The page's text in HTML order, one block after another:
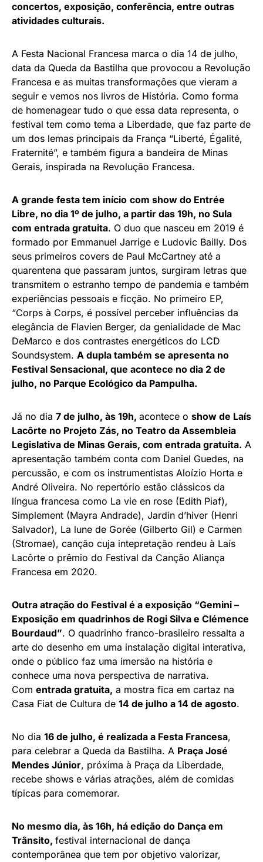
concertos, exposição, conferência, entre outras
atividades culturais.
A Festa Nacional Francesa marca o dia 14 de julho,
data da Queda da Bastilha que provocou a Revolução
Francesa e as muitas transformações que vieram a
seguir e vemos nos livros de História. Como forma
de homenagear tudo o que essa data representa, o
festival tem como tema a Liberdade, que faz parte de
um dos lemas principais da França “Liberté, Égalité,
Fraternité”, e também figura a bandeira de Minas
Gerais, inspirada na Revolução Francesa.
A grande festa tem início com show do Entrée
Libre, no dia 1º de julho, a partir das 19h, no Sula
com entrada gratuita. O duo que nasceu em 2019 é
formado por Emmanuel Jarrige e Ludovic Bailly. Dos
seus primeiros covers de Paul McCartney até a
quarentena que passaram juntos, surgiram letras que
transmitem o estranho tempo de pandemia e também
experiências pessoais e ficção. No primeiro EP,
“Corps à Corps, é possível perceber influências da
elegância de Flavien Berger, da genialidade de Mac
DeMarco e dos contrastes energéticos do LCD
Soundsystem. A dupla também se apresenta no
Festival Sensacional, que acontece no dia 2 de
julho, no Parque Ecológico da Pampulha.
Já no dia 7 de julho, às 19h, acontece o show de Laís
Lacôrte no Projeto Zás, no Teatro da Assembleia
Legislativa de Minas Gerais, com entrada gratuita. A
apresentação também conta com Daniel Guedes, na
percussão, e com os instrumentistas Aloízio Horta e
André Oliveira. No repertório estão clássicos da
língua francesa como La vie en rose (Edith Piaf),
Simplement (Mayra Andrade), Jardin d’hiver (Henri
Salvador), La lune de Gorée (Gilberto Gil) e Carmen
(Stromae), canção cuja intepretação rendeu à Laís
Lacôrte o prêmio do Festival da Canção Aliança
Francesa em 2020.
Outra atração do Festival é a exposição “Gemini –
Exposição em quadrinhos de Rogi Silva e Clémence
Bourdaud”. O quadrinho franco-brasileiro ressalta a
arte do desenho em uma instalação digital interativa,
onde o público faz uma imersão na história e
conhece uma nova perspectiva de narrativa.
Com entrada gratuita, a mostra fica em cartaz na
Casa Fiat de Cultura de 14 de julho a 14 de agosto.
No dia 16 de julho, é realizada a Festa Francesa,
para celebrar a Queda da Bastilha. A Praça José
Mendes Júnior, próxima à Praça da Liberdade,
recebe shows e várias atrações, além de comidas
típicas para comemorar.
No mesmo dia, às 16h, há edição do Dança em
Trânsito, festival internacional de dança
contemporânea que tem por objetivo valorizar,